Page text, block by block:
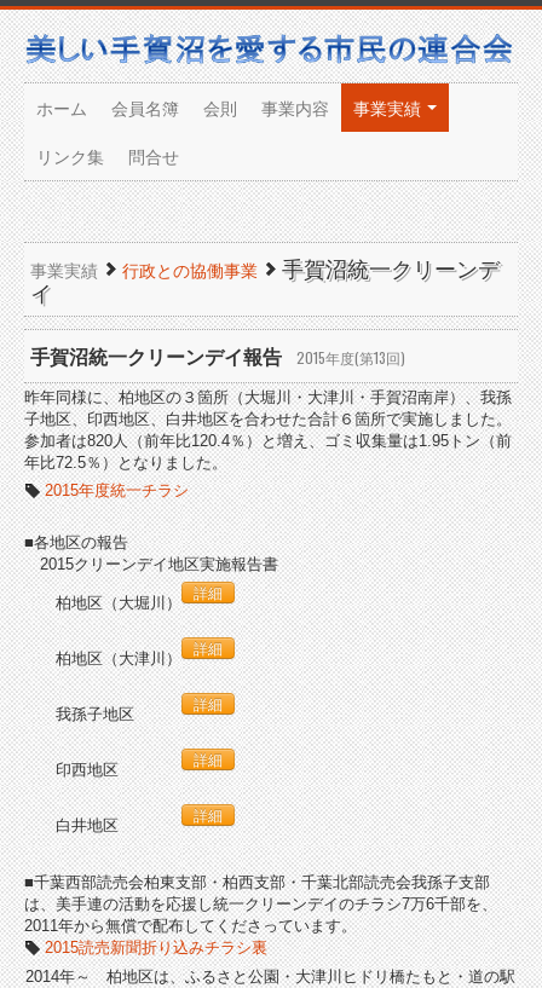
ホーム 会員名簿 会則 事業内容
事業実績
リンク集
問合せ
事業実績 行政との協働事業 手賀沼統一クリーンデ
イ
手賀沼統一クリーンデイ報告 2015年度(第13回)
昨年同様に、柏地区の３箇所（大堀川・大津川・手賀沼南岸）、我孫
子地区、印西地区、白井地区を合わせた合計６箇所で実施しました。
参加者は820人（前年比120.4％）と増え、ゴミ収集量は1.95トン（前
年比72.5％）となりました。
2015年度統一チラシ
■各地区の報告
2015クリーンデイ地区実施報告書
柏地区（大堀川）
詳細
柏地区（大津川）
詳細
我孫子地区
詳細
印西地区
詳細
白井地区
詳細
■千葉西部読売会柏東支部・柏西支部・千葉北部読売会我孫子支部
は、美手連の活動を応援し統一クリーンデイのチラシ7万6千部を、
2011年から無償で配布してくださっています。
2015読売新聞折り込みチラシ裏
2014年～
柏地区は、ふるさと公園・大津川ヒドリ橋たもと・道の駅